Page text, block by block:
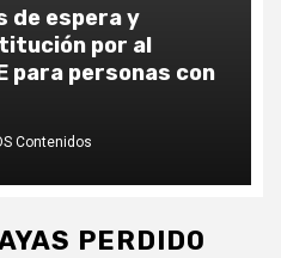
de espera y
por al
para personas con
Contenidos
PERDIDO